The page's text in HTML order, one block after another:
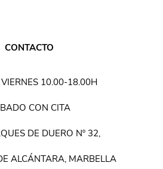
CONTACTO
10.00-18.00H
CON CITA
DE DUERO Nº 32,
ALCÁNTARA, MARBELLA